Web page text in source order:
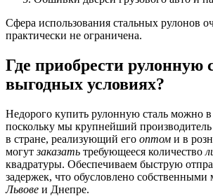
Сфера использования стальных рулонов
практически не ограничена.
Где приобрести рулонную
выгодных условиях?
Недорого купить рулонную сталь можно
поскольку мы крупнейший производитель
в стране, реализующий его оптом и в
могутзаказать требующееся количество
квадратуры. Обеспечиваем быструю
задержек, что обусловлено
Львове и Днепре.